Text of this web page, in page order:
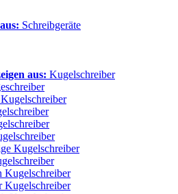
Schreibgeräte
aus: Kugelschreiber
Kugelschreiber
Kugelschreiber
Kugelschreiber